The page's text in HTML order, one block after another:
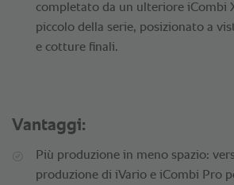
completato da un ulteriore iCombi
piccolo della serie, posizionato a
e cotture finali.
Vantaggi:
Più produzione in meno spazio:
produzione di iVario e iCombi Pro